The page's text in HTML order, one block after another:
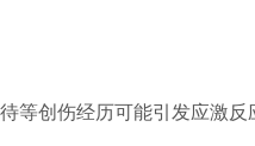
等创伤经历可能引发应激